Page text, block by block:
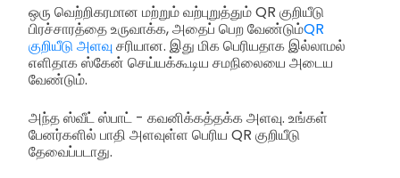
ஒரு வெற்றிகரமான மற்றும் வற்புறுத்தும் QR குறியீடு
பிரச்சாரத்தை உருவாக்க, அதைப் பெற வேண்டும்QR
குறியீடு அளவுசரியான. இது மிக பெரியதாக இல்லாமல்
எளிதாக ஸ்கேன் செய்யக்கூடிய சமநிலையை அடைய
வேண்டும்.
அந்த ஸ்வீட் ஸ்பாட் - கவனிக்கத்தக்க அளவு. உங்கள்
பேனர்களில் பாதி அளவுள்ள பெரிய QR குறியீடு
தேவைப்படாது.